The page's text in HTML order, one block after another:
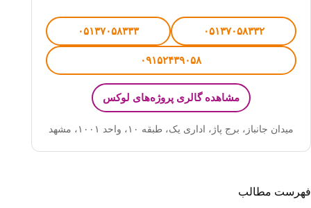
۰۵۱۳۷۰۵۸۳۳۲ ۰۵۱۳۷۰۵۸۳۳۳
۰۹۱۵۲۴۳۹۰۵۸
مشاهده گالری پروژه‌های لوکس
میدان جانباز، برج پاژ، اداری یک، طبقه ۱۰، واحد ۱۰۰۱ ، مشهد
فهرست مطالب